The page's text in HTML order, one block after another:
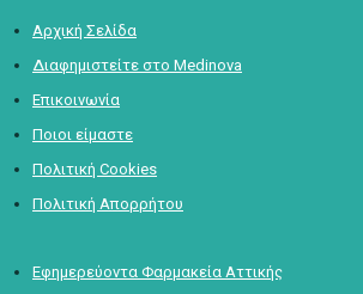
Αρχική Σελίδα
Διαφημιστείτε στο Medinova
Επικοινωνία
Ποιοι είμαστε
Πολιτική Cookies
Πολιτική Απορρήτου
Εφημερεύοντα Φαρμακεία Αττικής